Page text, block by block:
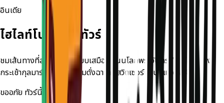
อินเดีย
ไฮไลท์โปรแกรมทัวร์
ชมเส้นทางที่สวยที่สุด เปรียบเสมือนถนนโลกพระจันทร์ "คาร์กิล" นั่ง
กระเช้ากุลมาร์คชมความงามดั่งฉายา "สวิตเซอร์แลนด์แห่งเอเชีย"
ขออภัย ทัวร์นี้เต็มแล้ว